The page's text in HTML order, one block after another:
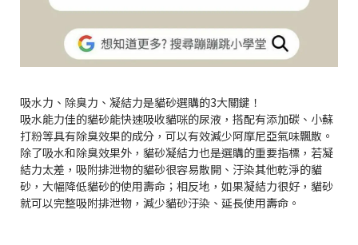
吸水力、除臭力、凝結力是貓砂選購的3大關鍵！
吸水能力佳的貓砂能快速吸收貓咪的尿液，搭配有添加碳、小蘇
打粉等具有除臭效果的成分，可以有效減少阿摩尼亞氣味飄散。
除了吸水和除臭效果外，貓砂凝結力也是選購的重要指標，若凝
結力太差，吸附排泄物的貓砂很容易散開、汙染其他乾淨的貓
砂，大幅降低貓砂的使用壽命；相反地，如果凝結力很好，貓砂
就可以完整吸附排泄物，減少貓砂汙染、延長使用壽命。